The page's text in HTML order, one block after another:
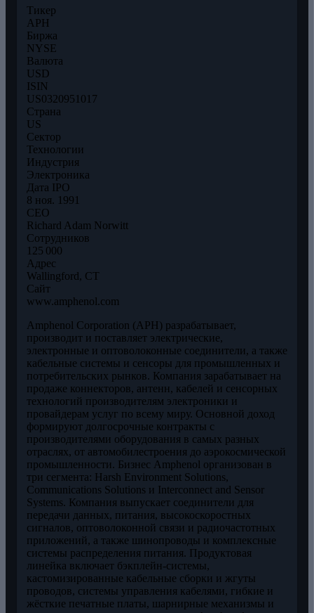
Тикер
APH
Биржа
NYSE
Валюта
USD
ISIN
US0320951017
Страна
US
Сектор
Технологии
Индустрия
Электроника
Дата IPO
8 ноя. 1991
CEO
Richard Adam Norwitt
Сотрудников
125 000
Адрес
Wallingford, CT
Сайт
www.amphenol.com
Amphenol Corporation (APH) разрабатывает,
производит и поставляет электрические,
электронные и оптоволоконные соединители, а также
кабельные системы и сенсоры для промышленных и
потребительских рынков. Компания зарабатывает на
продаже коннекторов, антенн, кабелей и сенсорных
технологий производителям электроники и
провайдерам услуг по всему миру. Основной доход
формируют долгосрочные контракты с
производителями оборудования в самых разных
отраслях, от автомобилестроения до аэрокосмической
промышленности. Бизнес Amphenol организован в
три сегмента: Harsh Environment Solutions,
Communications Solutions и Interconnect and Sensor
Systems. Компания выпускает соединители для
передачи данных, питания, высокоскоростных
сигналов, оптоволоконной связи и радиочастотных
приложений, а также шинопроводы и комплексные
системы распределения питания. Продуктовая
линейка включает бэкплейн-системы,
кастомизированные кабельные сборки и жгуты
проводов, системы управления кабелями, гибкие и
жёсткие печатные платы, шарнирные механизмы и